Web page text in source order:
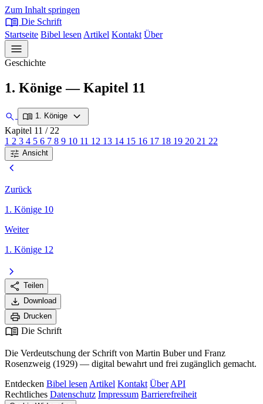
Zum Inhalt springen
menu_book Die Schrift
Startseite Bibel lesen Artikel Kontakt Über
menu
Geschichte
1. Könige — Kapitel 11
search menu_book 1. Könige expand_more
Kapitel 11 / 22
1 2 3 4 5 6 7 8 9 10 11 12 13 14 15 16 17 18 19 20 21 22
tune Ansicht
chevron_left
Zurück
1. Könige 10
Weiter
1. Könige 12
chevron_right
share Teilen
download Download
print Drucken
menu_book Die Schrift
Die Verdeutschung der Schrift von Martin Buber und Franz
Rosenzweig (1929) — digital bewahrt und frei zugänglich gemacht.
Entdecken Bibel lesen Artikel Kontakt Über API
Rechtliches Datenschutz Impressum Barrierefreiheit